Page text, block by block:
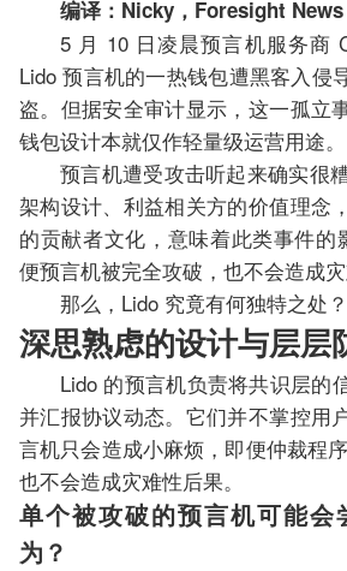
编译：Nicky，Foresight News
5 月 10 日凌晨预言机服务商
Lido 预言机的一热钱包遭黑客入侵
盗。但据安全审计显示，这一孤立
钱包设计本就仅作轻量级运营用途。
预言机遭受攻击听起来确实很
架构设计、利益相关方的价值理念
的贡献者文化，意味着此类事件
便预言机被完全攻破，也不会造成灾
那么，Lido 究竟有何独特之处？
深思熟虑的设计与层层
Lido 的预言机负责将共识层的
并汇报协议动态。它们并不掌控用
言机只会造成小麻烦，即便仲裁程
也不会造成灾难性后果。
单个被攻破的预言机可能会
为？